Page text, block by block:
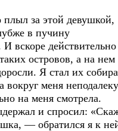
за этой девушкой,
в пучину
вскоре действительно
островов, а на нем
Я стал их
вокруг меня
на меня смотрела.
и спросил:
— обратился я к